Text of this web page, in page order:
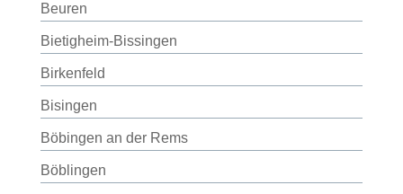
Beuren
Bietigheim-Bissingen
Birkenfeld
Bisingen
Böbingen an der Rems
Böblingen